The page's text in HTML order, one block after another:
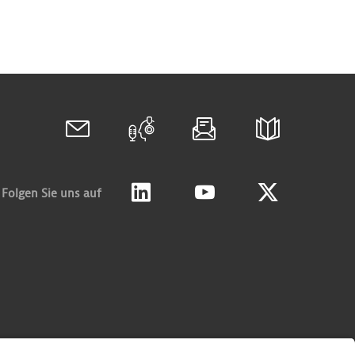
Folgen Sie uns auf